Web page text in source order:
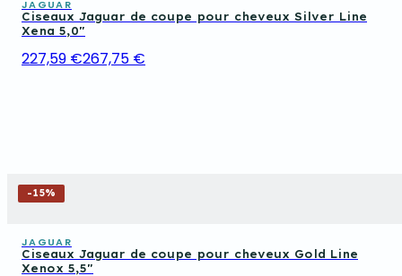
JAGUAR
Ciseaux Jaguar de coupe pour cheveux Silver Line
Xena 5,0"
227,59 €267,75 €
-15%
JAGUAR
Ciseaux Jaguar de coupe pour cheveux Gold Line
Xenox 5,5"